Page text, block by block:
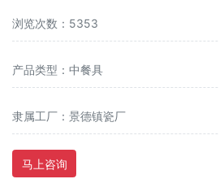
浏览次数：5353
产品类型：中餐具
隶属工厂：景德镇瓷厂
马上咨询